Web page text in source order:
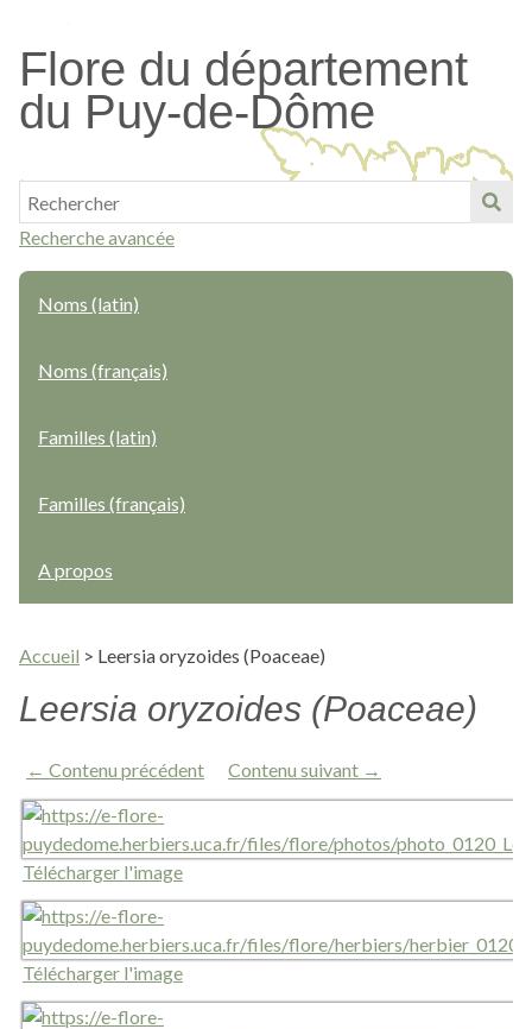
contenu
principal
Flore du département
du Puy-de-Dôme
Recherche avancée
Noms (latin)
Noms (français)
Familles (latin)
Familles (français)
A propos
Accueil > Leersia oryzoides (Poaceae)
Leersia oryzoides (Poaceae)
← Contenu précédent Contenu suivant →
Télécharger l'image
Télécharger l'image